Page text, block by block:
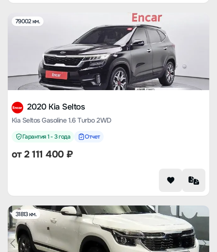
79002 км.
2020 Kia Seltos
Kia Seltos Gasoline 1.6 Turbo 2WD
Гарантия 1 - 3 года Отчет
от2 111 400₽
31813 км.